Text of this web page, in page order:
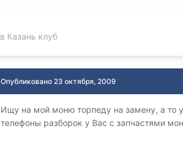
в Казань клуб
Опубликовано 23 октября, 2009
Ищу на мой моню торпеду на замену, а то
телефоны разборок у Вас с запчастями